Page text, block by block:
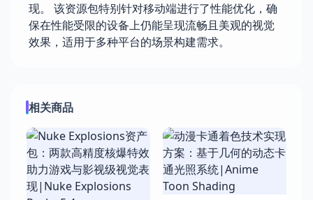
现。 该资源包特别针对移动端进行了性能优化，确
保在性能受限的设备上仍能呈现流畅且美观的视觉
效果，适用于多种平台的场景构建需求。
相关商品